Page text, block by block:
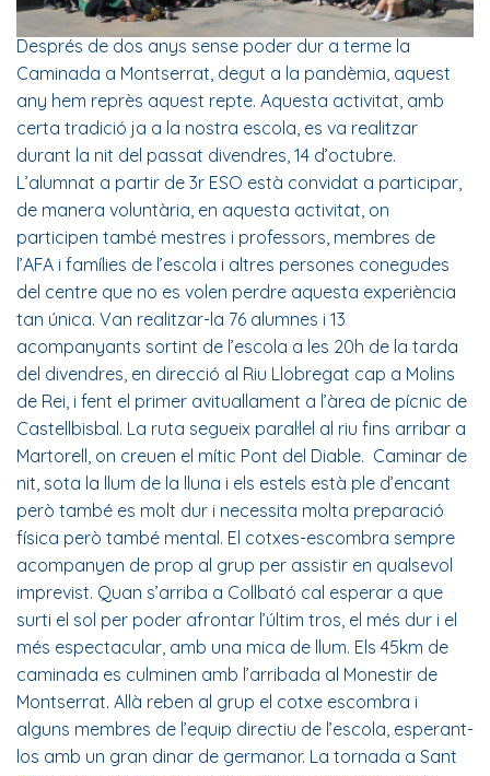
Després de dos anys sense poder dur a terme la
Caminada a Montserrat, degut a la pandèmia, aquest
any hem reprès aquest repte. Aquesta activitat, amb
certa tradició ja a la nostra escola, es va realitzar
durant la nit del passat divendres, 14 d’octubre.
L’alumnat a partir de 3r ESO està convidat a participar,
de manera voluntària, en aquesta activitat, on
participen també mestres i professors, membres de
l’AFA i famílies de l’escola i altres persones conegudes
del centre que no es volen perdre aquesta experiència
tan única. Van realitzar-la 76 alumnes i 13
acompanyants ​sortint de l’escola a les 20h de la tarda
del divendres, en direcció al Riu Llobregat cap a Molins
de Rei, i fent el primer avituallament a l’àrea de pícnic de
Castellbisbal. La ruta segueix paral·lel al riu fins arribar a
Martorell, on creuen el mític Pont del Diable. Caminar de
nit, sota la llum de la lluna i els estels està ple d’encant
però també es molt dur i necessita molta preparació
física però també mental. El cotxes-escombra sempre
acompanyen de prop al grup per assistir en qualsevol
imprevist. Quan s’arriba a Collbató cal esperar a que
surti el sol per poder afrontar l’últim tros, el més dur i el
més espectacular, amb una mica de llum. Els 45km de
caminada es culminen amb l’arribada al Monestir de
Montserrat. Allà reben al grup el cotxe escombra i
alguns membres de l’equip directiu de l’escola, esperant-
los amb un gran dinar de germanor. La tornada a Sant